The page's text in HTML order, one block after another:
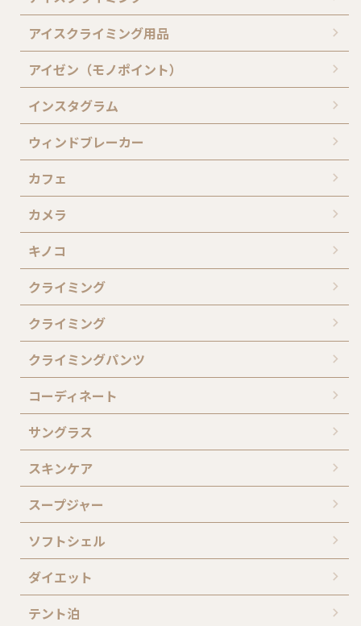
アイスクライミング用品
アイゼン（モノポイント）
インスタグラム
ウィンドブレーカー
カフェ
カメラ
キノコ
クライミング
クライミング
クライミングパンツ
コーディネート
サングラス
スキンケア
スープジャー
ソフトシェル
ダイエット
テント泊